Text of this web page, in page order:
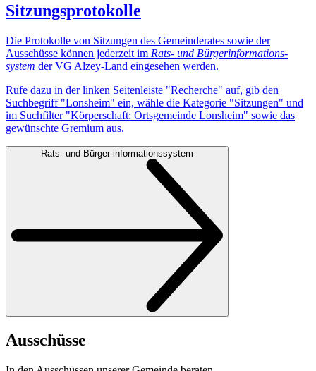
Sitzungsprotokolle
Die Protokolle von Sitzungen des Gemeinderates sowie der
Ausschüsse können jederzeit im Rats- und Bürger­informations­
system der VG Alzey-Land eingesehen werden.
Rufe dazu in der linken Seitenleiste "Recherche" auf, gib den
Suchbegriff "Lonsheim" ein, wähle die Kategorie "Sitzungen" und
im Suchfilter "Körperschaft: Ortsgemeinde Lonsheim" sowie das
gewünschte Gremium aus.
Rats- und Bürger-informationssystem
Ausschüsse